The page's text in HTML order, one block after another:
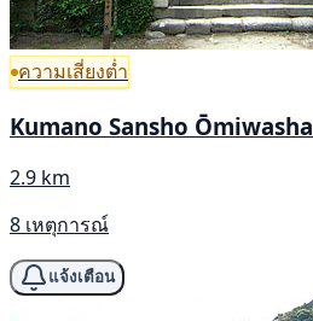
ความเสี่ยงต่ำ
Kumano Sansho Ōmiwasha
2.9 km
8 เหตุการณ์
แจ้งเตือน